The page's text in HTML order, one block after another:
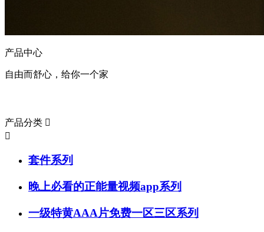
产品中心
自由而舒心，给你一个家
产品分类 

套件系列
晚上必看的正能量视频app系列
一级特黄AAA片免费一区三区系列